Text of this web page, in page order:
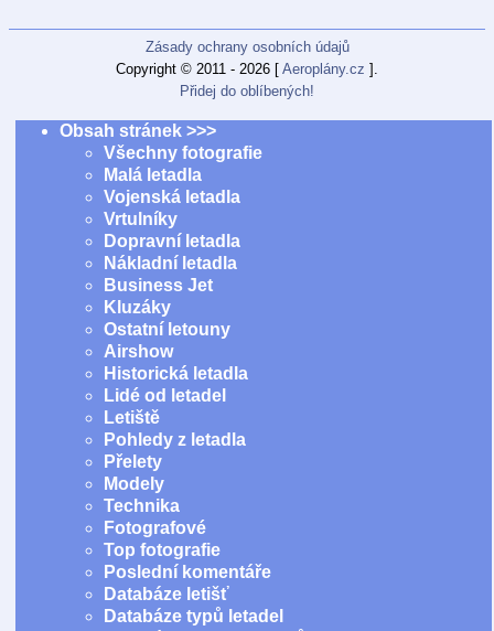
Zásady ochrany osobních údajů
Copyright © 2011 - 2026 [ Aeroplány.cz ].
Přidej do oblíbených!
Obsah stránek >>>
Všechny fotografie
Malá letadla
Vojenská letadla
Vrtulníky
Dopravní letadla
Nákladní letadla
Business Jet
Kluzáky
Ostatní letouny
Airshow
Historická letadla
Lidé od letadel
Letiště
Pohledy z letadla
Přelety
Modely
Technika
Fotografové
Top fotografie
Poslední komentáře
Databáze letišť
Databáze typů letadel